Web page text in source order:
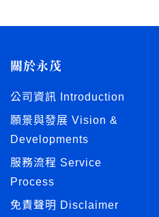
關於永茂
公司資訊 Introduction
願景與發展 Vision &
Developments
服務流程 Service
Process
免責聲明 Disclaimer